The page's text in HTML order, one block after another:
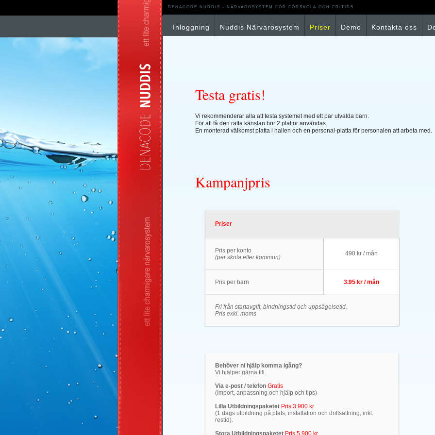
DENACODE NUDDIS - NÄRVAROSYSTEM FÖR FÖRSKOLA OCH FRITIDS
Inloggning Nuddis Närvarosystem Priser Demo Kontakta oss
Testa gratis!
Vi rekommenderar alla att testa systemet med ett par utvalda barn.
För att få den rätta känslan bör 2 plattor användas.
En monterad välkomst platta i hallen och en personal-platta för personalen att arbeta med.
Kampanjpris
Priser
Pris per konto
(per skola eller kommun)
490 kr / mån
Pris per barn 3.95 kr / mån
Fri från startavgift, bindningstid och uppsägelsetid.
Pris exkl. moms
Behöver ni hjälp komma igång?
Vi hjälper gärna till.
Via e-post / telefon Gratis
(Import, anpassning och hjälp och tips)
Lilla Utbildningspaketet Pris 3.900 kr
(1 dags utbildning på plats, installation och driftsättning, inkl.
restid).
Stora Utbildningspaketet Pris 5.900 kr